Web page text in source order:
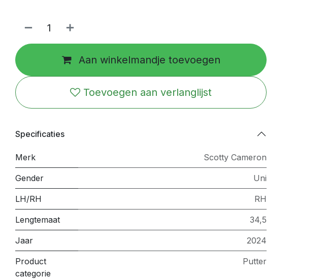
Aan winkelmandje toevoegen
Toevoegen aan verlanglijst
Specificaties
Merk Scotty Cameron
Gender Uni
LH/RH RH
Lengtemaat 34,5
Jaar 2024
Product
categorie
Putter